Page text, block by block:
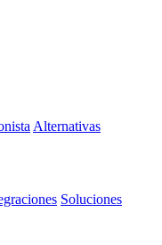
Alternativas
Soluciones